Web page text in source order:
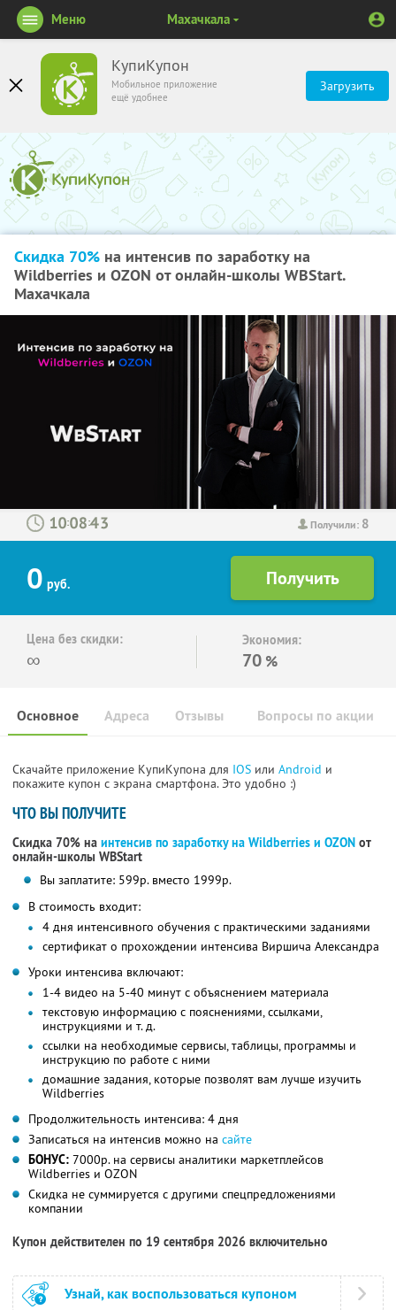
КупиКупон
Мобильное приложение
ещё удобнее
Загрузить
Меню Махачкала
Скидка 70% на интенсив по заработку на
Wildberries и OZON от онлайн-школы WBStart.
Махачкала
Получили: 8
: :
0 руб.
Цена без скидки:
∞
Экономия:
70 %
Основное Отзывы Вопросы по акции
Адреса
Скачайте приложение КупиКупона для IOS или Android и
покажите купон с экрана смартфона. Это удобно :)
ЧТО ВЫ ПОЛУЧИТЕ
Скидка 70% на интенсив по заработку на Wildberries и OZON от
онлайн-школы WBStart
Вы заплатите: 599р. вместо 1999р.
В стоимость входит:
4 дня интенсивного обучения с практическими заданиями
сертификат о прохождении интенсива Виршича Александра
Уроки интенсива включают:
1-4 видео на 5-40 минут с объяснением материала
текстовую информацию с пояснениями, ссылками,
инструкциями и т. д.
ссылки на необходимые сервисы, таблицы, программы и
инструкцию по работе с ними
домашние задания, которые позволят вам лучше изучить
Wildberries
Продолжительность интенсива: 4 дня
Записаться на интенсив можно на сайте
БОНУС: 7000р. на сервисы аналитики маркетплейсов
Wildberries и OZON
Скидка не суммируется с другими спецпредложениями
компании
Купон действителен по 19 сентября 2026 включительно
Узнай, как воспользоваться купоном